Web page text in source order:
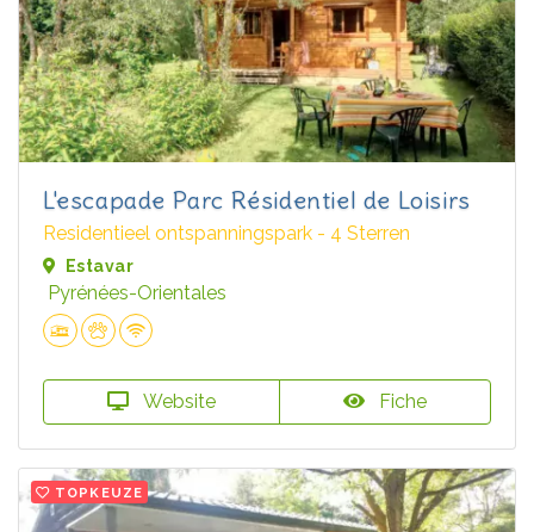
L'escapade Parc Résidentiel de Loisirs
Residentieel ontspanningspark - 4 Sterren
Estavar
Pyrénées-Orientales
Website Fiche
TOPKEUZE